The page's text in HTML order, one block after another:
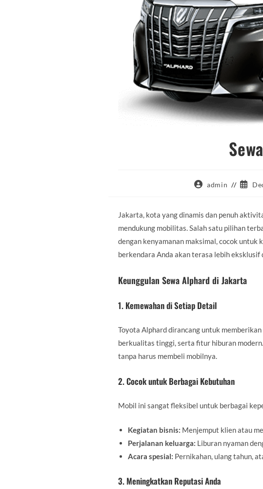
Postadmin
Post
Jakarta, kota yang dinamis dan penuh
mendukung mobilitas. Salah satu pilihan
dengan kenyamanan maksimal, cocok untuk
berkendara Anda akan terasa lebih eksklusif
Keunggulan Sewa Alphard di Jakarta
1. Kemewahan di Setiap Detail
Toyota Alphard dirancang untuk
berkualitas tinggi, serta fitur hiburan
tanpa harus membeli mobilnya.
2. Cocok untuk Berbagai Kebutuhan
Mobil ini sangat fleksibel untuk berbagai
Kegiatan bisnis: Menjemput klien atau
Perjalanan keluarga: Liburan nyaman
Acara spesial: Pernikahan, ulang tahun,
3. Meningkatkan Reputasi Anda